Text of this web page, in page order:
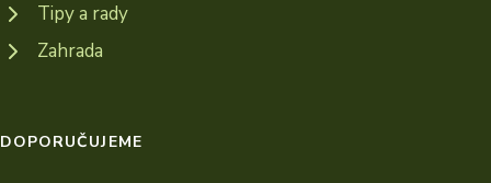
Tipy a rady
Zahrada
DOPORUČUJEME